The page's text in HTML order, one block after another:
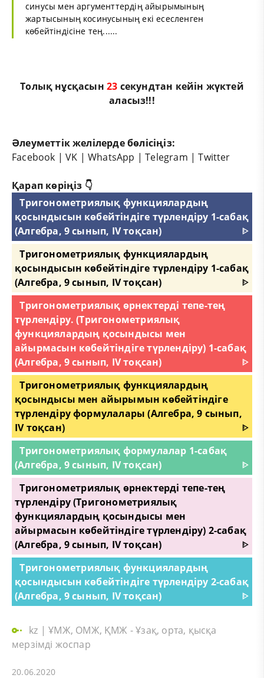
синусы мен аргументтердің айырымының
жартысының косинусының екі есесленген
көбейтіндісіне тең......
Толық нұсқасын22 секундтан кейін жүктей
аласыз!!!
Әлеуметтік желілерде бөлісіңіз:
Facebook |VK |WhatsApp |Telegram |Twitter
Қарап көріңіз 👇
Тригонометриялық функциялардың
қосындысын көбейтіндіге түрлендіру 1-сабақ
(Алгебра, 9 сынып, IV тоқсан)
ᐈ
Тригонометриялық функциялардың
қосындысын көбейтіндіге түрлендіру 1-сабақ
(Алгебра, 9 сынып, IV тоқсан)
ᐈ
Тригонометриялық өрнектерді тепе-тең
түрлендіру. (Тригонометриялық
функциялардың қосындысы мен
айырмасын көбейтіндіге түрлендіру) 1-сабақ
(Алгебра, 9 сынып, IV тоқсан)
ᐈ
Тригонометриялық функциялардың
қосындысы мен айырымын көбейтіндіге
түрлендіру формулалары (Алгебра, 9 сынып,
IV тоқсан)
ᐈ
Тригонометриялық формулалар 1-сабақ
(Алгебра, 9 сынып, IV тоқсан)
ᐈ
Тригонометриялық өрнектерді тепе-тең
түрлендіру (Тригонометриялық
функциялардың қосындысы мен
айырмасын көбейтіндіге түрлендіру) 2-сабақ
(Алгебра, 9 сынып, IV тоқсан)
ᐈ
Тригонометриялық функциялардың
қосындысын көбейтіндіге түрлендіру 2-сабақ
(Алгебра, 9 сынып, IV тоқсан)
ᐈ
kz |ҰМЖ, ОМЖ, ҚМЖ - Ұзақ, орта, қысқа
мерзімді жоспар
20.06.2020